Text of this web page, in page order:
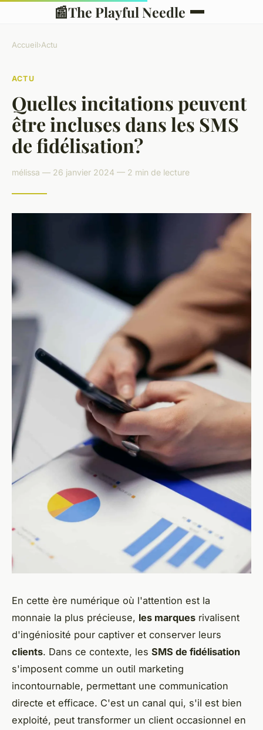
📰The Playful Needle
Accueil›Actu
ACTU
Quelles incitations peuvent
être incluses dans les SMS
de fidélisation?
mélissa — 26 janvier 2024 — 2 min de lecture
En cette ère numérique où l'attention est la
monnaie la plus précieuse, les marques rivalisent
d'ingéniosité pour captiver et conserver leurs
clients. Dans ce contexte, les SMS de fidélisation
s'imposent comme un outil marketing
incontournable, permettant une communication
directe et efficace. C'est un canal qui, s'il est bien
exploité, peut transformer un client occasionnel en